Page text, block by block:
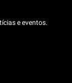
e eventos.